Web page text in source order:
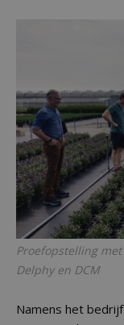
Proefopstelling
Delphy en DCM
Namens het